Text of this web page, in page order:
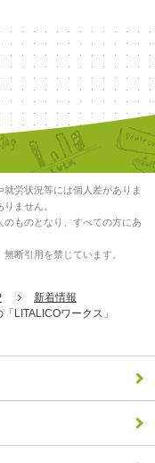
労状況等には個人差がありま
ません。
ものとなり、すべての方にあ
断引用を禁じています。
新着情報
LITALICOワークス」